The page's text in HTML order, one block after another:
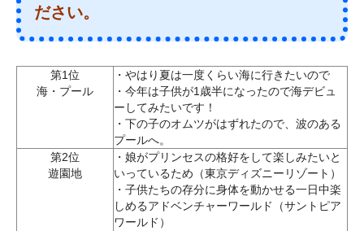
ださい。
第1位
海・プール
・やはり夏は一度くらい海に行きたいので
・今年は子供が1歳半になったので海デビュ
ーしてみたいです！
・下の子のオムツがはずれたので、波のある
プールへ。
第2位
遊園地
・娘がプリンセスの格好をして楽しみたいと
いっているため（東京ディズニーリゾート）
・子供たちの存分に身体を動かせる一日中楽
しめるアドベンチャーワールド（サントピア
ワールド）